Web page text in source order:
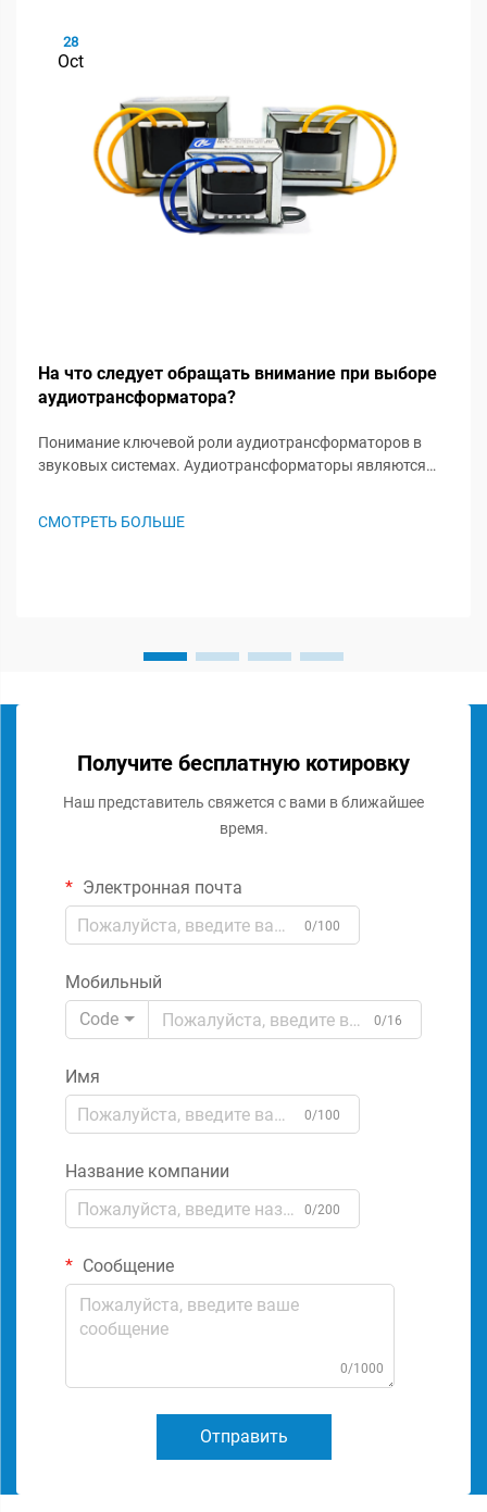
28
Oct
На что следует обращать внимание при выборе
аудиотрансформатора?
Понимание ключевой роли аудиотрансформаторов в
звуковых системах. Аудиотрансформаторы являются
обеспечении оптимальной работы аудиосистемы. Эти
СМОТРЕТЬ БОЛЬШЕ
Получите бесплатную котировку
Наш представитель свяжется с вами в ближайшее
время.
Электронная почта
0/100
Мобильный
Code
0/16
Имя
0/100
Название компании
0/200
Сообщение
0/1000
Отправить